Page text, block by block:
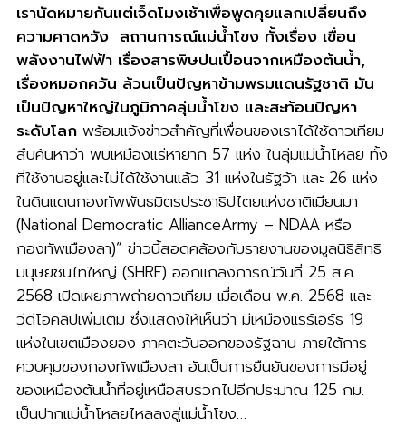
เรานัดหมายกันแต่เจ็ดโมงเช้าเพื่อพูดคุยแลกเปลี่ยนถึง
ความคาดหวัง ​ สถานการณ์​แม่น้ำโขง​ ทั้งเรื่อง เขื่อน
พลังงานไฟฟ้า​ เรื่องสารพิษ​ปนเปื้อน​จากเหมืองต้นน้ำ,
เรื่องหมอกควัน​ ล้วนเป็นปัญหาข้ามพรมแดนรัฐชาติ​ มัน
เป็นปัญหา​ใหญ่ในภูมิภาค​ลุ่มน้ำโขง​ และสะท้อนปัญหา
ระดับโลกพร้อมแจ้งข่าวสำคัญที่เพื่อนของเราได้ใช้ดาวเทียม
สืบค้นหาว่า พบเหมืองแร่หายาก 57 แห่ง ในลุ่มแม่น้ำโหลย ทั้ง
ที่ใช้งานอยู่และไม่ได้ใช้งานแล้ว 31 แห่งในรัฐว้า และ 26 แห่ง
ในดินแดนกองทัพพันธมิตรประชาธิปไตยแห่งชาติเมียนมา
(National Democratic AllianceArmy – NDAA หรือ
กองทัพเมืองลา)” ข่าวนี้สอดคล้องกับรายงานของมูลนิธิสิทธิ
มนุษยชนไทใหญ่ (SHRF) ออกแถลงการณ์วันที่ 25 ส.ค.
2568 เปิดเผยภาพถ่ายดาวเทียม เมื่อเดือน พ.ค. 2568 และ
วีดีโอคลิปเพิ่มเติม ซึ่งแสดงให้เห็นว่า มีเหมืองแรร์เอิร์ธ 19
แห่งในเขตเมืองยอง ภาคตะวันออกของรัฐฉาน ภายใต้การ
ควบคุมของกองทัพเมืองลา อันเป็นการยืนยันของการมีอยู่
ของเหมืองต้นน้ำที่อยู่เหนือสบรวกไปอีกประมาณ 125 กม.
เป็นปากแม่น้ำโหลยไหลลงสู่แม่น้ำโขง…